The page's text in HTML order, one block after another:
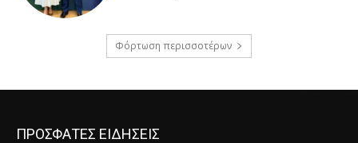
Φόρτωση περισσοτέρων
ΠΡΟΣΦΑΤΕΣ ΕΙΔΗΣΕΙΣ